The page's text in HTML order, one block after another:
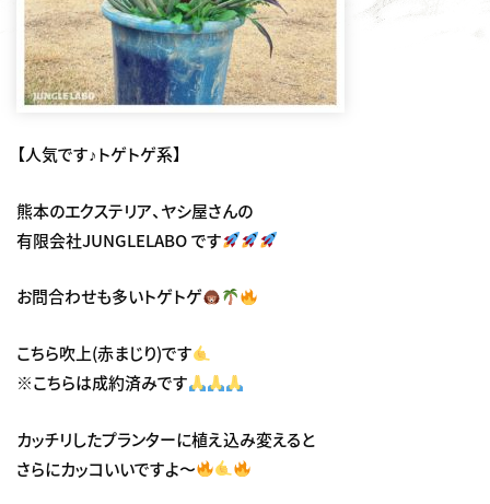
【人気です♪トゲトゲ系】
熊本のエクステリア、ヤシ屋さんの
有限会社JUNGLELABO です
お問合わせも多いトゲトゲ
こちら吹上(赤まじり)です
※こちらは成約済みです
カッチリしたプランターに植え込み変えると
さらにカッコいいですよ〜